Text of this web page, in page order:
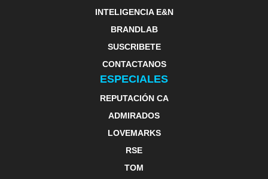
INTELIGENCIA E&N
BRANDLAB
SUSCRIBETE
CONTACTANOS
ESPECIALES
REPUTACIÓN CA
ADMIRADOS
LOVEMARKS
RSE
TOM